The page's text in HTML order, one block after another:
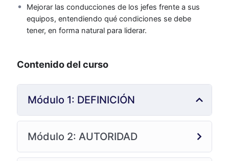
Mejorar las conducciones de los jefes frente a sus
equipos, entendiendo qué condiciones se debe
tener, en forma natural para liderar.
Contenido del curso
Módulo 1: DEFINICIÓN
Módulo 2: AUTORIDAD